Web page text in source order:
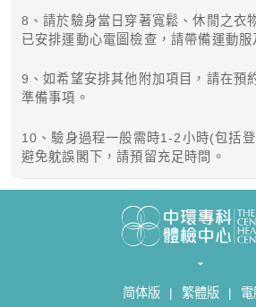
8、請於驗身當日穿著寬鬆、休閒之衣
已安排運動心電圖檢查，請帶備運動服
9、如希望安排其他附加項目，請在預
準備事項。
10、驗身過程一般需時1-2小時(包括
避免躭誤閣下，請預留充足時間。
简体版 | 繁體版 |